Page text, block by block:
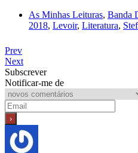
As Minhas Leituras, Banda
2018, Levoir, Literatura,
Prev
Next
Subscrever
Notificar-me de